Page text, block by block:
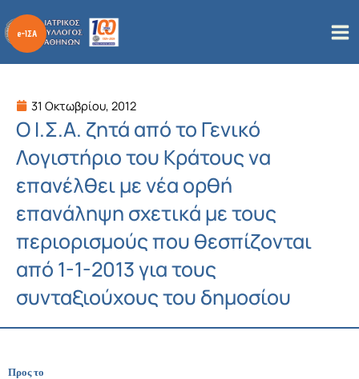
στο
περιεχόμενο
31 Οκτωβρίου, 2012
Ο Ι.Σ.Α. ζητά από το Γενικό
Λογιστήριο του Κράτους να
επανέλθει με νέα ορθή
επανάληψη σχετικά με τους
περιορισμούς που θεσπίζονται
από 1-1-2013 για τους
συνταξιούχους του δημοσίου
Προς το